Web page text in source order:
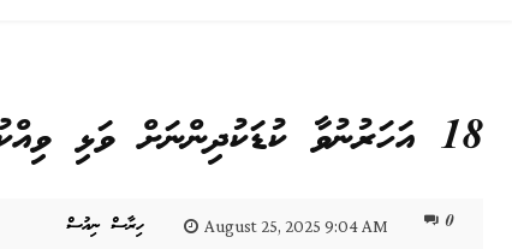
18 އަހަރުނުވާ ކުޑަކުދިންނަށް ވަޅި ވިއްކުމަކީ މަނާކަމެއް!
ހިރާސް ނިއުސް August 25, 2025 9:04 AM 0